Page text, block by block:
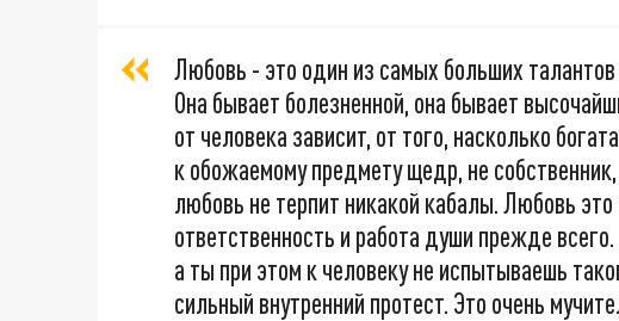
Любовь - это один из самых больших
Она бывает болезненной, она бывает
от человека зависит, от того, насколько
к обожаемому предмету щедр, не
любовь не терпит никакой кабалы. Любовь
ответственность и работа души прежде
а ты при этом к человеку не испытываешь
сильный внутренний протест. Это очень